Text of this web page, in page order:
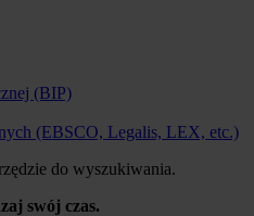
(BIP)
(EBSCO, Legalis, LEX, etc.)
do wyszukiwania.
swój czas.